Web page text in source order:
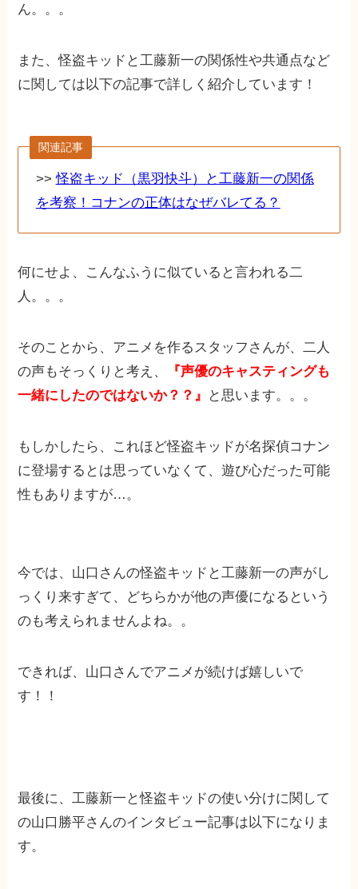
ん。。。
また、怪盗キッドと工藤新一の関係性や共通点など
に関しては以下の記事で詳しく紹介しています！
関連記事
>>怪盗キッド（黒羽快斗）と工藤新一の関係
を考察！コナンの正体はなぜバレてる？
何にせよ、こんなふうに似ていると言われる二
人。。。
そのことから、アニメを作るスタッフさんが、二人
の声もそっくりと考え、
『声優のキャスティングも
一緒にしたのではないか？？』
と思います。。。
もしかしたら、これほど怪盗キッドが名探偵コナン
に登場するとは思っていなくて、遊び心だった可能
性もありますが…。
今では、山口さんの怪盗キッドと工藤新一の声がし
っくり来すぎて、どちらかが他の声優になるという
のも考えられませんよね。。
できれば、山口さんでアニメが続けば嬉しいで
す！！
最後に、工藤新一と怪盗キッドの使い分けに関して
の山口勝平さんのインタビュー記事は以下になりま
す。